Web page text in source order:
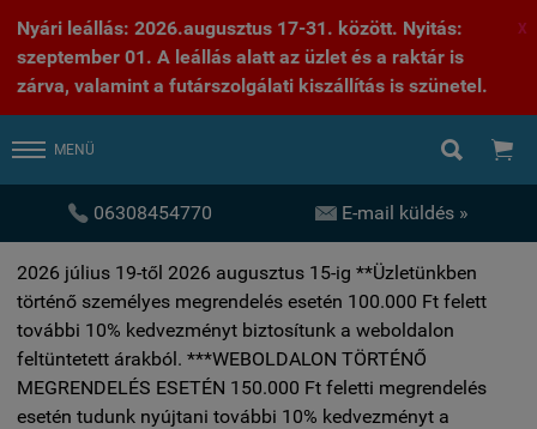
Nyári leállás: 2026.augusztus 17-31. között. Nyitás:
szeptember 01. A leállás alatt az üzlet és a raktár is
zárva, valamint a futárszolgálati kiszállítás is szünetel.
X
MENÜ  
 06308454770  E-mail küldés »
2026 július 19-től 2026 augusztus 15-ig **Üzletünkben
történő személyes megrendelés esetén 100.000 Ft felett
további 10% kedvezményt biztosítunk a weboldalon
feltüntetett árakból. ***WEBOLDALON TÖRTÉNŐ
MEGRENDELÉS ESETÉN 150.000 Ft feletti megrendelés
esetén tudunk nyújtani további 10% kedvezményt a